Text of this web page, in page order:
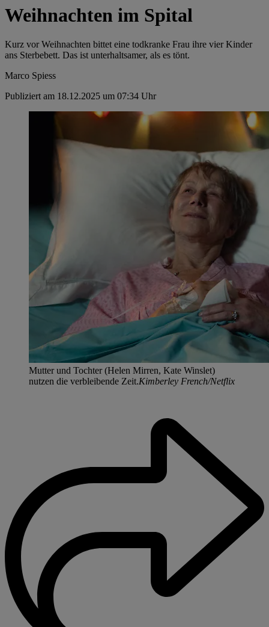
Weihnachten im Spital
Kurz vor Weihnachten bittet eine todkranke Frau ihre vier Kinder
ans Sterbebett. Das ist unterhaltsamer, als es tönt.
Marco Spiess
Publiziert am 18.12.2025 um 07:34 Uhr
Mutter und Tochter (Helen Mirren, Kate Winslet)
nutzen die ver­bleibende Zeit.Kimberley French/Netflix